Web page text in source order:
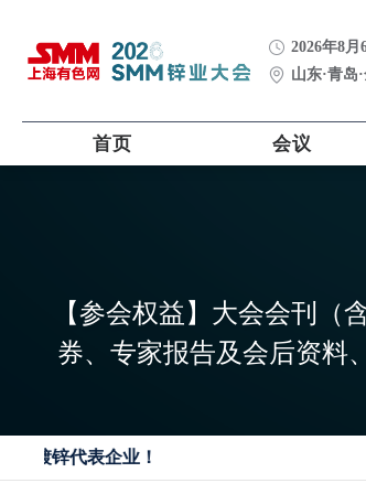
2026年8月
山东·青岛
首页 会议
【参会权益】大会会刊
券、专家报告及会后资料
镀锌代表企业！